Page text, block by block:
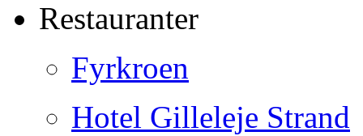
Restauranter
Fyrkroen
Hotel Gilleleje Strand